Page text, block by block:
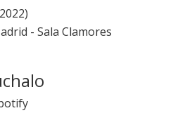
- Sala Clamores